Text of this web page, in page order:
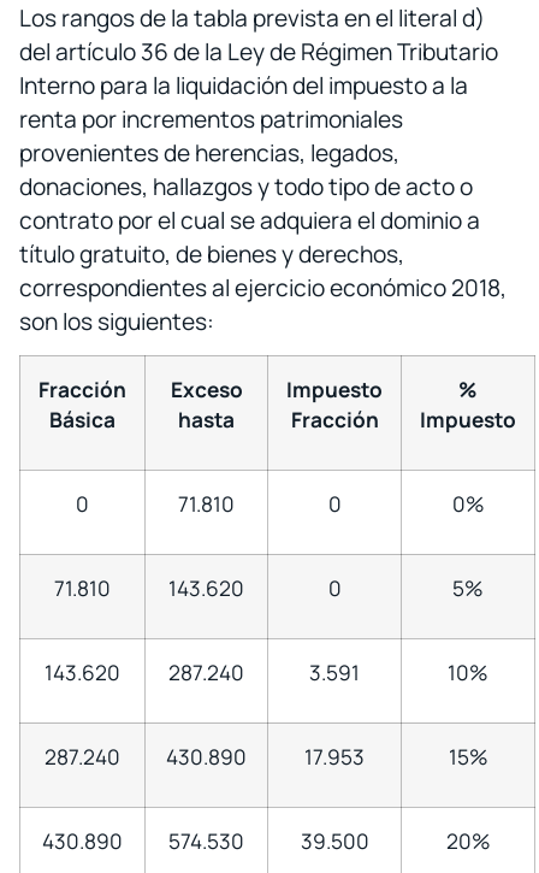
Los rangos de la tabla prevista en el literal d)
del artículo 36 de la Ley de Régimen Tributario
Interno para la liquidación del impuesto a la
renta por incrementos patrimoniales
provenientes de herencias, legados,
donaciones, hallazgos y todo tipo de acto o
contrato por el cual se adquiera el dominio a
título gratuito, de bienes y derechos,
correspondientes al ejercicio económico 2018,
son los siguientes:
Fracción
Básica
Exceso
hasta
Impuesto
Fracción
%
Impuesto
0 71.810 0 0%
71.810 143.620 0 5%
143.620 287.240 3.591 10%
287.240 430.890 17.953 15%
430.890 574.530 39.500 20%